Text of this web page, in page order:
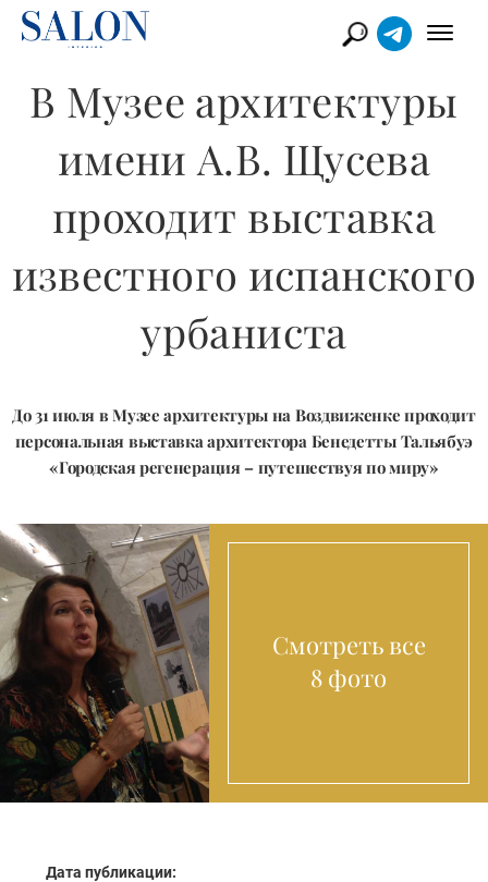
В Музее архитектуры
имени А.В. Щусева
проходит выставка
известного испанского
урбаниста
До 31 июля в Музее архитектуры на Воздвиженке проходит
персональная выставка архитектора Бенедетты Тальябуэ
«Городская регенерация – путешествуя по миру»
Смотреть все
8 фото
Дата публикации: